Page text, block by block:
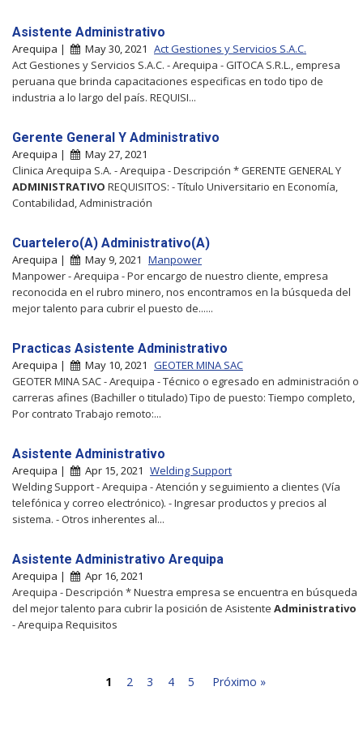
Asistente Administrativo
Arequipa | May 30, 2021 Act Gestiones y Servicios S.A.C.
Act Gestiones y Servicios S.A.C. - Arequipa - GITOCA S.R.L., empresa
peruana que brinda capacitaciones especificas en todo tipo de
industria a lo largo del país. REQUISI...
Gerente General Y Administrativo
Arequipa |
May 27, 2021
Clinica Arequipa S.A. - Arequipa - Descripción * GERENTE GENERAL Y
ADMINISTRATIVO REQUISITOS: - Título Universitario en Economía,
Contabilidad, Administración
Cuartelero(A) Administrativo(A)
Arequipa | May 9, 2021 Manpower
Manpower - Arequipa - Por encargo de nuestro cliente, empresa
reconocida en el rubro minero, nos encontramos en la búsqueda del
mejor talento para cubrir el puesto de......
Practicas Asistente Administrativo
Arequipa | May 10, 2021 GEOTER MINA SAC
GEOTER MINA SAC - Arequipa - Técnico o egresado en administración o
carreras afines (Bachiller o titulado) Tipo de puesto: Tiempo completo,
Por contrato Trabajo remoto:...
Asistente Administrativo
Arequipa | Apr 15, 2021 Welding Support
Welding Support - Arequipa - Atención y seguimiento a clientes (Vía
telefónica y correo electrónico). - Ingresar productos y precios al
sistema. - Otros inherentes al...
Asistente Administrativo Arequipa
Arequipa |
Apr 16, 2021
Arequipa - Descripción * Nuestra empresa se encuentra en búsqueda
del mejor talento para cubrir la posición de Asistente Administrativo
- Arequipa Requisitos
1 2 3 4 5 Próximo »